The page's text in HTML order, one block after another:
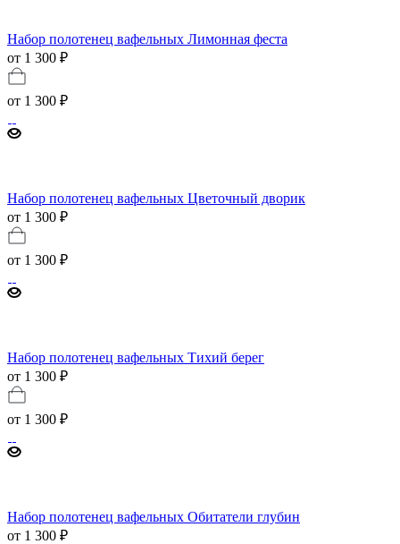
Набор полотенец вафельных Лимонная феста
от 1 300 ₽
от 1 300 ₽
Набор полотенец вафельных Цветочный дворик
от 1 300 ₽
от 1 300 ₽
Набор полотенец вафельных Тихий берег
от 1 300 ₽
от 1 300 ₽
Набор полотенец вафельных Обитатели глубин
от 1 300 ₽